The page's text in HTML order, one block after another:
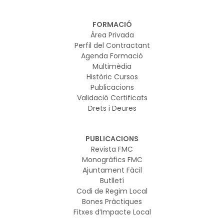
FORMACIÓ
Àrea Privada
Perfil del Contractant
Agenda Formació
Multimèdia
Històric Cursos
Publicacions
Validació Certificats
Drets i Deures
PUBLICACIONS
Revista FMC
Monogràfics FMC
Ajuntament Fàcil
Butlletí
Codi de Regim Local
Bones Pràctiques
Fitxes d’Impacte Local